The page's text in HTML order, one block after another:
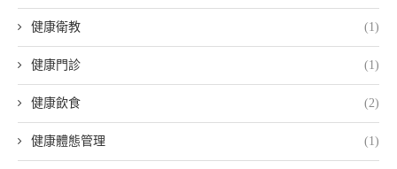
健康衛教 (1)
健康門診 (1)
健康飲食 (2)
健康體態管理 (1)